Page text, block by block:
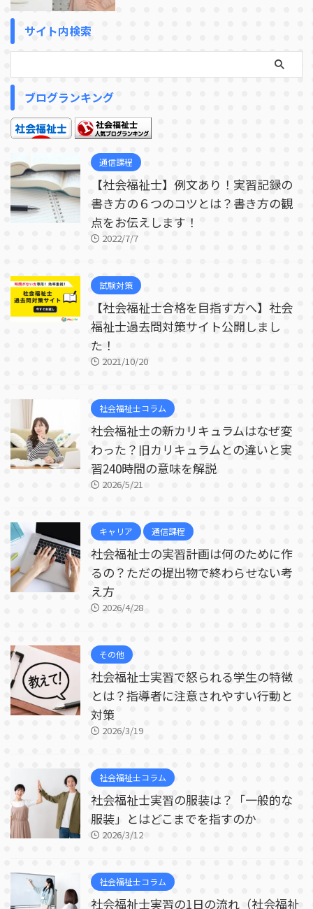
サイト内検索
ブログランキング
通信課程
【社会福祉士】例文あり！実習記録の
書き方の６つのコツとは？書き方の観
点をお伝えします！
2022/7/7
試験対策
【社会福祉士合格を目指す方へ】社会
福祉士過去問対策サイト公開しまし
た！
2021/10/20
社会福祉士コラム
社会福祉士の新カリキュラムはなぜ変
わった？旧カリキュラムとの違いと実
習240時間の意味を解説
2026/5/21
キャリア 通信課程
社会福祉士の実習計画は何のために作
るの？ただの提出物で終わらせない考
え方
2026/4/28
その他
社会福祉士実習で怒られる学生の特徴
とは？指導者に注意されやすい行動と
対策
2026/3/19
社会福祉士コラム
社会福祉士実習の服装は？「一般的な
服装」とはどこまでを指すのか
2026/3/12
社会福祉士コラム
社会福祉士実習の1日の流れ（社会福祉